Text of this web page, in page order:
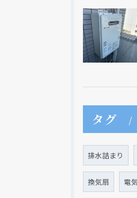
タグ
排水詰まり
換気扇 電